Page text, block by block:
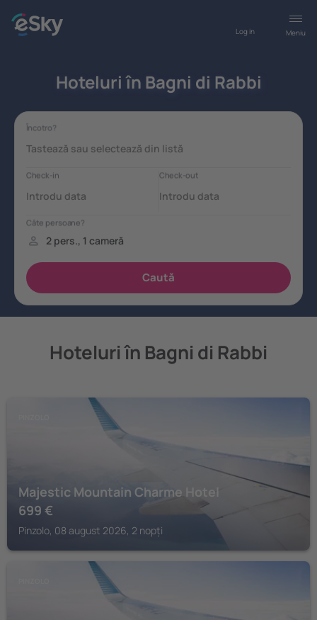
Meniu
Log in
Hoteluri în Bagni di Rabbi
Hoteluri în Bagni di Rabbi
Majestic Mountain Charme Hotel
699 €
Pinzolo, 08 august 2026, 2 nopți